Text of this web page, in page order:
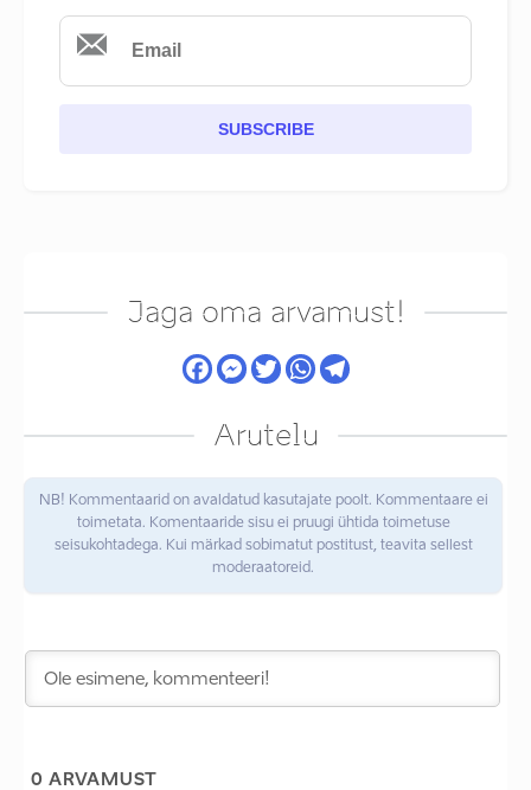
SUBSCRIBE
Jaga oma arvamust!
Arutelu
NB! Kommentaarid on avaldatud kasutajate poolt. Kommentaare ei
toimetata. Komentaaride sisu ei pruugi ühtida toimetuse
seisukohtadega. Kui märkad sobimatut postitust, teavita sellest
moderaatoreid.
0 ARVAMUST